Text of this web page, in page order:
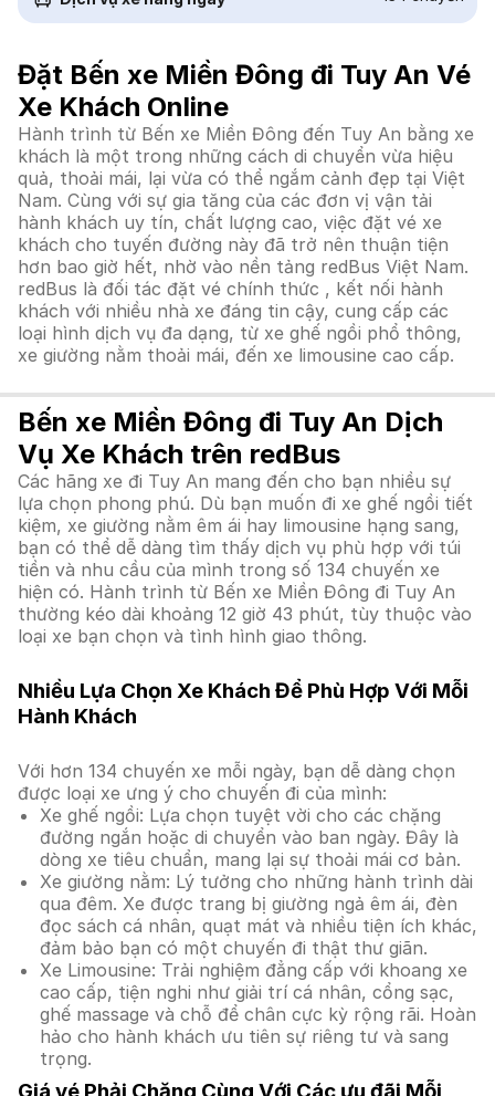
Đặt Bến xe Miền Đông đi Tuy An Vé
Xe Khách Online
Hành trình từ Bến xe Miền Đông đến Tuy An bằng xe
khách là một trong những cách di chuyển vừa hiệu
quả, thoải mái, lại vừa có thể ngắm cảnh đẹp tại Việt
Nam. Cùng với sự gia tăng của các đơn vị vận tải
hành khách uy tín, chất lượng cao, việc đặt vé xe
khách cho tuyến đường này đã trở nên thuận tiện
hơn bao giờ hết, nhờ vào nền tảng redBus Việt Nam.
redBus là đối tác đặt vé chính thức , kết nối hành
khách với nhiều nhà xe đáng tin cậy, cung cấp các
loại hình dịch vụ đa dạng, từ xe ghế ngồi phổ thông,
xe giường nằm thoải mái, đến xe limousine cao cấp.
Bến xe Miền Đông đi Tuy An Dịch
Vụ Xe Khách trên redBus
Các hãng xe đi Tuy An mang đến cho bạn nhiều sự
lựa chọn phong phú. Dù bạn muốn đi xe ghế ngồi tiết
kiệm, xe giường nằm êm ái hay limousine hạng sang,
bạn có thể dễ dàng tìm thấy dịch vụ phù hợp với túi
tiền và nhu cầu của mình trong số 134 chuyến xe
hiện có. Hành trình từ Bến xe Miền Đông đi Tuy An
thường kéo dài khoảng 12 giờ 43 phút, tùy thuộc vào
loại xe bạn chọn và tình hình giao thông.
Nhiều Lựa Chọn Xe Khách Để Phù Hợp Với Mỗi
Hành Khách
Với hơn 134 chuyến xe mỗi ngày, bạn dễ dàng chọn
được loại xe ưng ý cho chuyến đi của mình:
Xe ghế ngồi: Lựa chọn tuyệt vời cho các chặng
đường ngắn hoặc di chuyển vào ban ngày. Đây là
dòng xe tiêu chuẩn, mang lại sự thoải mái cơ bản.
Xe giường nằm: Lý tưởng cho những hành trình dài
qua đêm. Xe được trang bị giường ngả êm ái, đèn
đọc sách cá nhân, quạt mát và nhiều tiện ích khác,
đảm bảo bạn có một chuyến đi thật thư giãn.
Xe Limousine: Trải nghiệm đẳng cấp với khoang xe
cao cấp, tiện nghi như giải trí cá nhân, cổng sạc,
ghế massage và chỗ để chân cực kỳ rộng rãi. Hoàn
hảo cho hành khách ưu tiên sự riêng tư và sang
trọng.